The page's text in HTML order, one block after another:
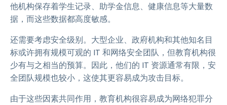
他机构保存着学生记录、助学金信息、健康信息等大量数
据，而这些数据都高度敏感。
还需要考虑安全级别。大型企业、政府机构和其他知名目
标或许拥有规模可观的 IT 和网络安全团队，但教育机构很
少有与之相当的预算。因此，他们的 IT 资源通常有限，安
全团队规模也较小，这使其更容易成为攻击目标。
由于这些因素共同作用，教育机构很容易成为网络犯罪分